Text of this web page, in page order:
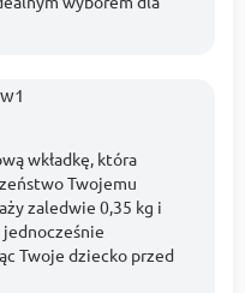
wkładkę, która
Twojemu
zaledwie 0,35 kg i
jednocześnie
Twoje dziecko przed